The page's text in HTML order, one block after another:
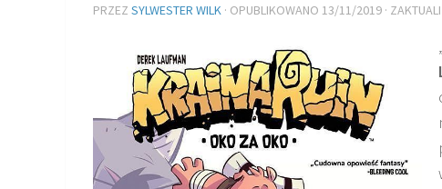
PRZEZ SYLWESTER WILK · OPUBLIKOWANO 13/11/2019 ·
„